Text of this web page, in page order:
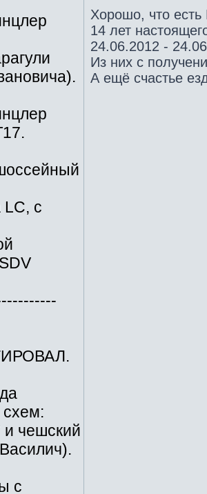
с
и чешский
с
Хорошо, что
14 лет
24.06.2012 -
Из них с
А ещё счастье